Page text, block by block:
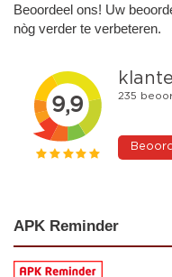
Beoordeel ons! Uw
nòg verder te verbeteren.
APK Reminder